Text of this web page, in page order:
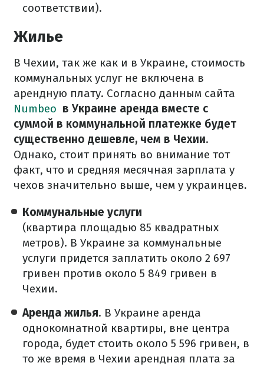
соответствии).
Жилье
В Чехии, так же как и в Украине, стоимость
коммунальных услуг не включена в
арендную плату. Согласно данным сайта
Numbeo в Украине аренда вместе с
суммой в коммунальной платежке будет
существенно дешевле, чем в Чехии.
Однако, стоит принять во внимание тот
факт, что и средняя месячная зарплата у
чехов значительно выше, чем у украинцев.
Коммунальные услуги
(квартира площадью 85 квадратных
метров). В Украине за коммунальные
услуги придется заплатить около 2 697
гривен против около 5 849 гривен в
Чехии.
Аренда жилья. В Украине аренда
однокомнатной квартиры, вне центра
города, будет стоить около 5 596 гривен, в
то же время в Чехии арендная плата за